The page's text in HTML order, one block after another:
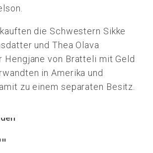
die Schwestern Sikke
und Thea Olava
Hengjane von Bratteli mit Geld
in Amerika und
zu einem separaten Besitz.